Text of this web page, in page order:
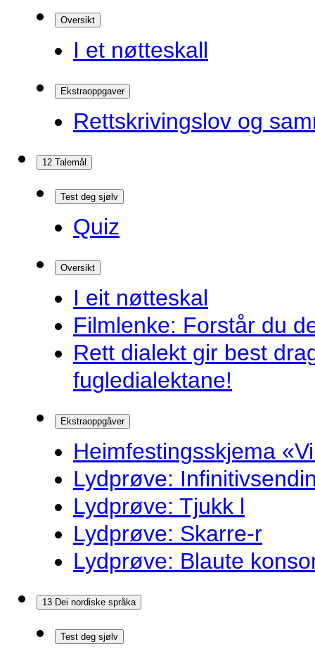
Oversikt
I et nøtteskall
Ekstraoppgaver
Rettskrivingslov og
12 Talemål
Test deg sjølv
Quiz
Oversikt
I eit nøtteskal
Filmlenke: Forstår du
Rett dialekt gir best
fugledialektane!
Ekstraoppgåver
Heimfestingsskjema
Lydprøve:
Lydprøve: Tjukk l
Lydprøve: Skarre-r
Lydprøve: Blaute
13 Dei nordiske språka
Test deg sjølv